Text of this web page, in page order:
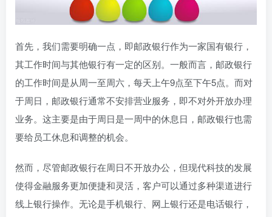
首先，我们需要明确一点，即邮政银行作为一家国有银行，
其工作时间与其他银行有一定的区别。一般而言，邮政银行
的工作时间是从周一至周六，每天上午9点至下午5点。而对
于周日，邮政银行通常不安排营业服务，即不对外开放办理
业务。这主要是由于周日是一周中的休息日，邮政银行也需
要给员工休息和调整的机会。
然而，尽管邮政银行在周日不开放办公，但现代科技的发展
使得金融服务更加便捷和灵活，客户可以通过多种渠道进行
线上银行操作。无论是手机银行、网上银行还是电话银行，